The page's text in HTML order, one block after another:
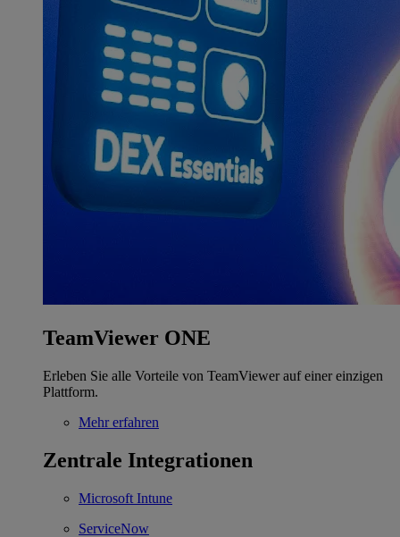
TeamViewer ONE
Erleben Sie alle Vorteile von TeamViewer auf einer einzigen
Plattform.
Mehr erfahren
Zentrale Integrationen
Microsoft Intune
ServiceNow